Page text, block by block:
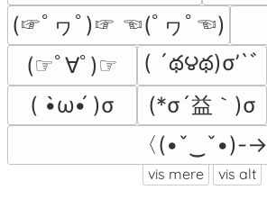
(☞ﾟヮﾟ)☞ ☜(ﾟヮﾟ☜)
(☞ﾟ∀ﾟ)☞
( ´థ౪థ)σ’`ﾞ
( •̀ω•́ )σ
(*σ´益｀)σ
〈(•ˇ‿ˇ•)-→
vis mere vis alt